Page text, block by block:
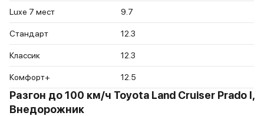
Luxe 7 мест 9.7
Стандарт 12.3
Классик 12.3
Комфорт+ 12.5
Разгон до 100 км/ч Toyota Land Cruiser Prado I,
Внедорожник